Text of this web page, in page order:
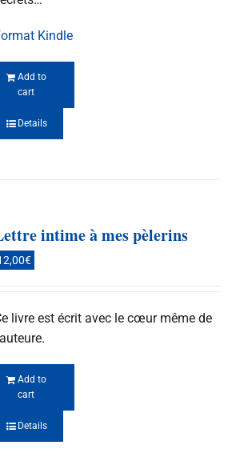
Kindle
Add to
cart
Details
intime à mes pèlerins
€
livre est écrit avec le cœur même de
Add to
cart
Details